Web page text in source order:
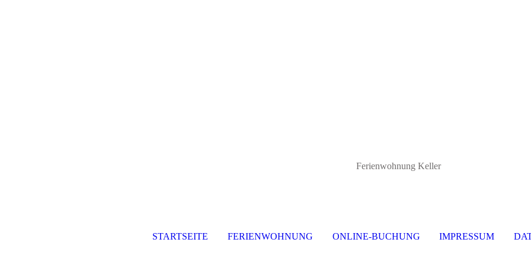
Ferienwohnung Keller
STARTSEITE FERIENWOHNUNG ONLINE-BUCHUNG IMPRESSUM